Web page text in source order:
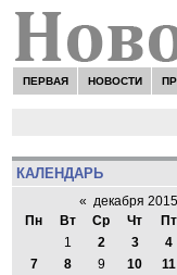
ПЕРВАЯ НОВОСТИ
КАЛЕНДАРЬ
« декабря 2015
Пн
Вт Ср Чт Пт
1
2 3 4
7
8 9 10 11